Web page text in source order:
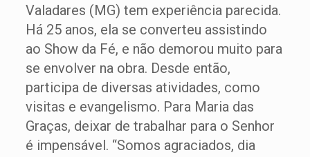
Valadares (MG) tem experiência parecida.
Há 25 anos, ela se converteu assistindo
ao Show da Fé, e não demorou muito para
se envolver na obra. Desde então,
participa de diversas atividades, como
visitas e evangelismo. Para Maria das
Graças, deixar de trabalhar para o Senhor
é impensável. “Somos agraciados, dia